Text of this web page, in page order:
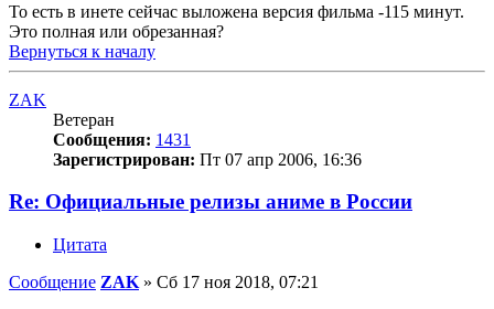
То есть в инете сейчас выложена версия фильма -115 минут.
Это полная или обрезанная?
Вернуться к началу
ZAK
Ветеран
Сообщения: 1431
Зарегистрирован: Пт 07 апр 2006, 16:36
Re: Официальные релизы аниме в России
Цитата
Сообщение ZAK » Сб 17 ноя 2018, 07:21